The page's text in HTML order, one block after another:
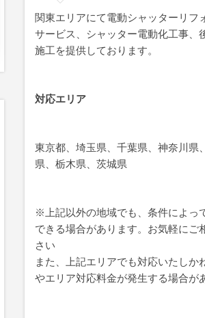
関東エリアにて電動シャッターリフ
サービス、シャッター電動化工事、
施工を提供しております。
対応エリア
東京都、埼玉県、千葉県、神奈川県
県、栃木県、茨城県
※上記以外の地域でも、条件によっ
できる場合があります。お気軽にご
さい
また、上記エリアでも対応いたしか
やエリア対応料金が発生する場合が